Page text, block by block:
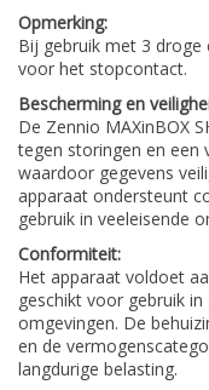
Opmerking:
Bij gebruik met 3
voor het stopcontact.
Bescherming en
De Zennio MAXinBOX
tegen storingen en een
waardoor gegevens
apparaat ondersteunt
gebruik in veeleisende
Conformiteit:
Het apparaat voldoet
geschikt voor gebruik
omgevingen. De
en de
langdurige belasting.